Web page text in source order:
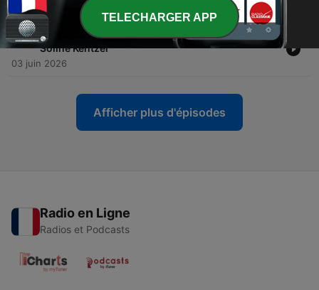
17 juin 2026
128 - #101 — Corps à corps avec El Capitan, avec
Soline Kentzel
03 juin 2026
Afficher plus d'épisodes
Radio en Ligne
Radios et Podcasts
TELECHARGER APP